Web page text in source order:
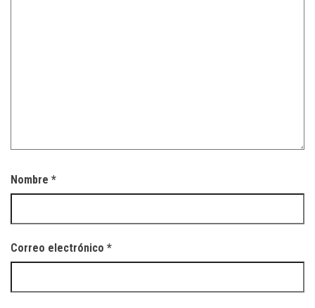
Nombre *
Correo electrónico *